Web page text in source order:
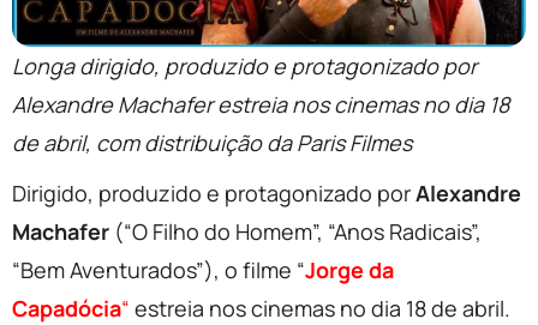
Longa dirigido, produzido e protagonizado por
Alexandre Machafer estreia nos cinemas no dia 18
de abril, com distribuição da Paris Filmes
Dirigido, produzido e protagonizado porAlexandre
Machafer (“O Filho do Homem”, “Anos Radicais”,
“Bem Aventurados”), o filme “Jorge da
Capadócia“ estreia nos cinemas no dia 18 de abril.